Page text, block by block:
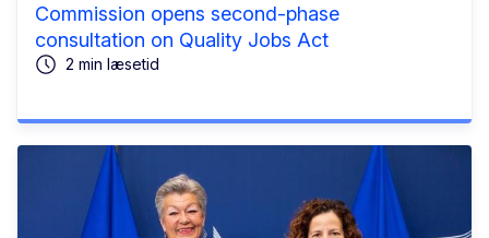
Commission opens second-phase
consultation on Quality Jobs Act
2 min læsetid